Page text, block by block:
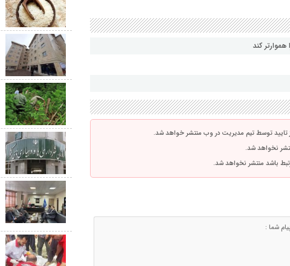
کند
توسط تیم مدیریت در وب منتشر خواهد شد.
نخواهد شد.
باشد منتشر نخواهد شد.